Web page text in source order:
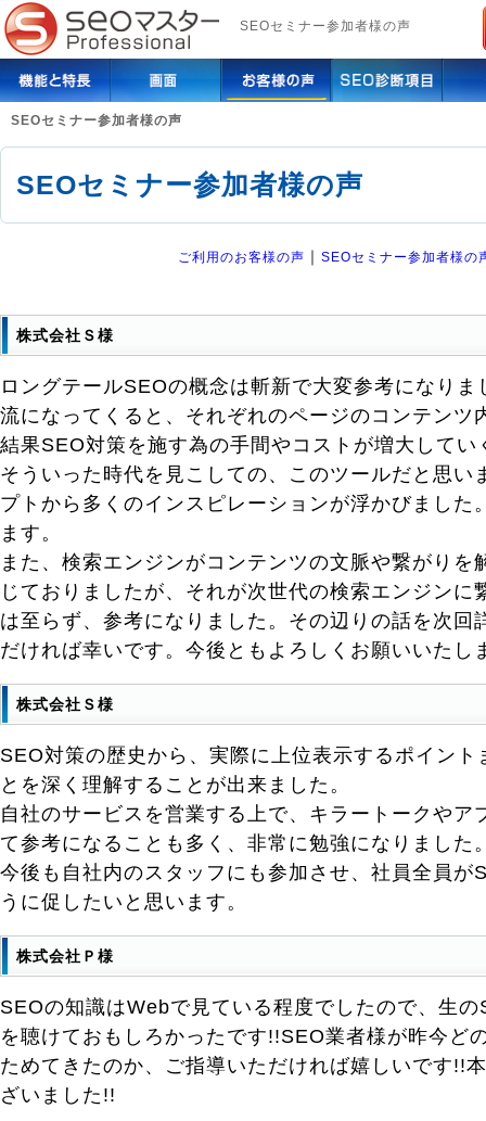
SEOセミナー参加者様の声
SEOセミナー参加者様の声
SEOセミナー参加者様の声
ご利用のお客様の声 ｜ SEOセミナー参加者様の
株式会社Ｓ様
ロングテールSEOの概念は斬新で大変参考になり
流になってくると、それぞれのページのコンテンツ
結果SEO対策を施す為の手間やコストが増大してい
そういった時代を見こしての、このツールだと思い
プトから多くのインスピレーションが浮かびました
ます。
また、検索エンジンがコンテンツの文脈や繋がりを
じておりましたが、それが次世代の検索エンジンに
は至らず、参考になりました。その辺りの話を次回
だければ幸いです。今後ともよろしくお願いいたし
株式会社Ｓ様
SEO対策の歴史から、実際に上位表示するポイン
とを深く理解することが出来ました。
自社のサービスを営業する上で、キラートークやア
て参考になることも多く、非常に勉強になりました
今後も自社内のスタッフにも参加させ、社員全員が
うに促したいと思います。
株式会社Ｐ様
SEOの知識はWebで見ている程度でしたので、生
を聴けておもしろかったです!!SEO業者様が昨今ど
ためてきたのか、ご指導いただければ嬉しいです!!
ざいました!!